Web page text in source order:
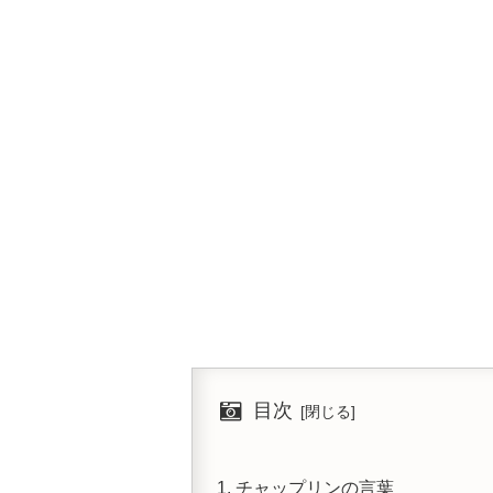
目次
チャップリンの言葉